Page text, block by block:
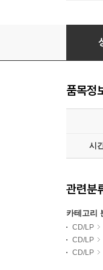
품목정
시
관련분
카테고리
CD/LP
CD/LP
CD/LP